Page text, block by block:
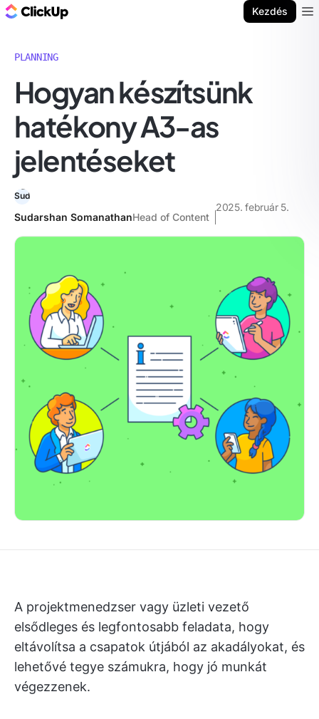
Kezdés
PLANNING
Hogyan készítsünk
hatékony A3-as
jelentéseket
Sudarshan SomanathanHead of Content
2025. február 5.
A projektmenedzser vagy üzleti vezető
elsődleges és legfontosabb feladata, hogy
eltávolítsa a csapatok útjából az akadályokat, és
lehetővé tegye számukra, hogy jó munkát
végezzenek.